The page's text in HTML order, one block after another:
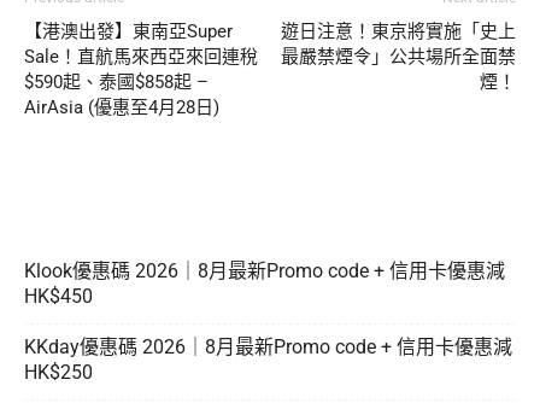
【港澳出發】東南亞Super
Sale！直航馬來西亞來回連稅
$590起、泰國$858起 –
AirAsia (優惠至4月28日)
遊日注意！東京將實施「史上
最嚴禁煙令」公共場所全面禁
煙！
Klook優惠碼 2026｜8月最新Promo code + 信用卡優惠減
HK$450
KKday優惠碼 2026｜8月最新Promo code + 信用卡優惠減
HK$250